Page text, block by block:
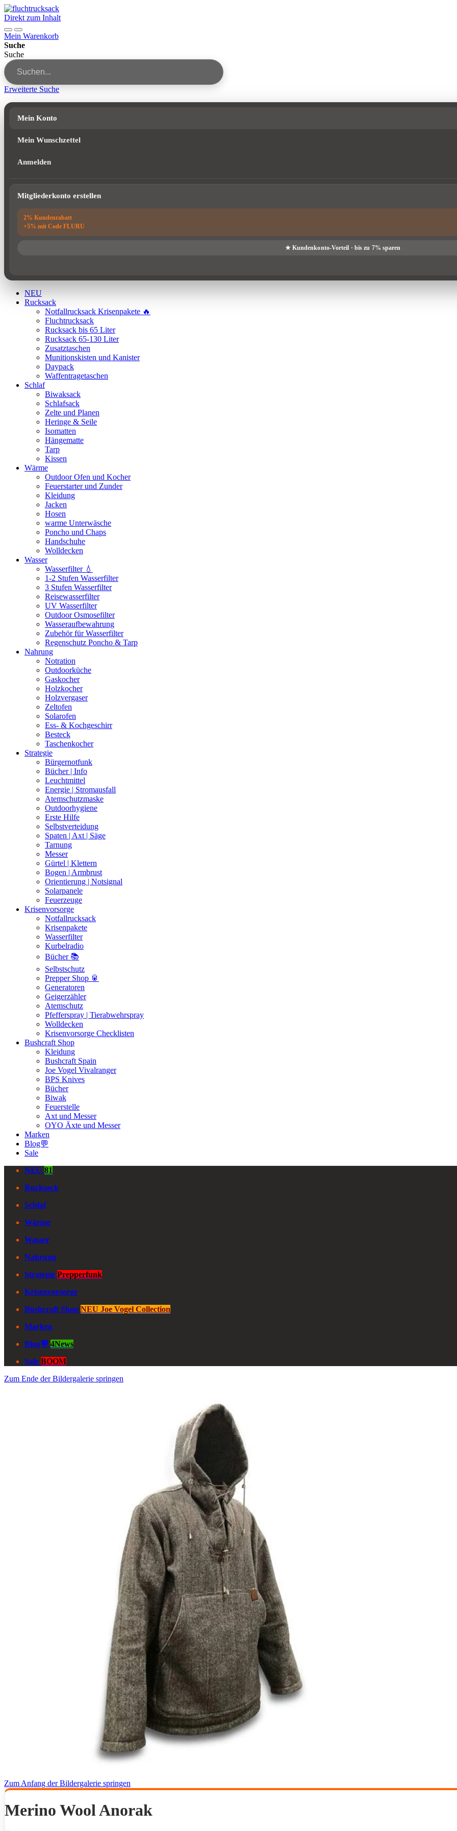
Direkt zum Inhalt
Mein Warenkorb
Suche
Suche
Erweiterte Suche
Mein Konto
Mein Wunschzettel
Anmelden
Mitgliederkonto erstellen
NEU
Rucksack
Notfallrucksack Krisenpakete 🔥
Fluchtrucksack
Rucksack bis 65 Liter
Rucksack 65-130 Liter
Zusatztaschen
Munitionskisten und Kanister
Daypack
Waffentragetaschen
Schlaf
Biwaksack
Schlafsack
Zelte und Planen
Heringe & Seile
Isomatten
Hängematte
Tarp
Kissen
Wärme
Outdoor Ofen und Kocher
Feuerstarter und Zunder
Kleidung
Jacken
Hosen
warme Unterwäsche
Poncho und Chaps
Handschuhe
Wolldecken
Wasser
Wasserfilter 💧
1-2 Stufen Wasserfilter
3 Stufen Wasserfilter
Reisewasserfilter
UV Wasserfilter
Outdoor Osmosefilter
Wasseraufbewahrung
Zubehör für Wasserfilter
Regenschutz Poncho & Tarp
Nahrung
Notration
Outdoorküche
Gaskocher
Holzkocher
Holzvergaser
Zeltofen
Solarofen
Ess- & Kochgeschirr
Besteck
Taschenkocher
Strategie
Bürgernotfunk
Bücher | Info
Leuchtmittel
Energie | Stromausfall
Atemschutzmaske
Outdoorhygiene
Erste Hilfe
Selbstverteidung
Spaten | Axt | Säge
Tarnung
Messer
Gürtel | Klettern
Bogen | Armbrust
Orientierung | Notsignal
Solarpanele
Feuerzeuge
Krisenvorsorge
Notfallrucksack
Krisenpakete
Wasserfilter
Kurbelradio
Bücher 📚
Selbstschutz
Prepper Shop 🥫
Generatoren
Geigerzähler
Atemschutz
Pfefferspray | Tierabwehrspray
Wolldecken
Krisenvorsorge Checklisten
Bushcraft Shop
Kleidung
Bushcraft Spain
Joe Vogel Vivalranger
BPS Knives
Bücher
Biwak
Feuerstelle
Axt und Messer
OYO Äxte und Messer
Marken
Blog💬
Sale
NEU 81
Rucksack
Schlaf
Wärme
Wasser
Nahrung
Strategie Prepperfunk
Krisenvorsorge
Bushcraft Shop NEU Joe Vogel Collection
Marken
Blog💬 4News
Sale BOOM
Zum Ende der Bildergalerie springen
Zum Anfang der Bildergalerie springen
Merino Wool Anorak